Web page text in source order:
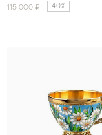
115 000₽ 40%